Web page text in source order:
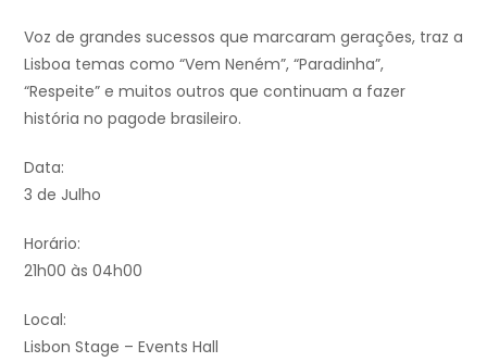
Voz de grandes sucessos que marcaram gerações, traz a
Lisboa temas como “Vem Neném”, “Paradinha”,
“Respeite” e muitos outros que continuam a fazer
história no pagode brasileiro.
Data:
3 de Julho
Horário:
21h00 às 04h00
Local:
Lisbon Stage – Events Hall